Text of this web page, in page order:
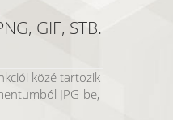
GIF, STB.
közé tartozik
JPG-be,